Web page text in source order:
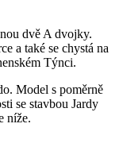
dvě A dvojky.
a také se chystá na
Týnci.
Model s poměrně
se stavbou Jardy
níže.